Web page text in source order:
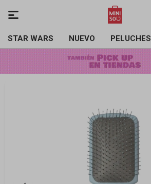
STAR WARS NUEVO PELUCHES
